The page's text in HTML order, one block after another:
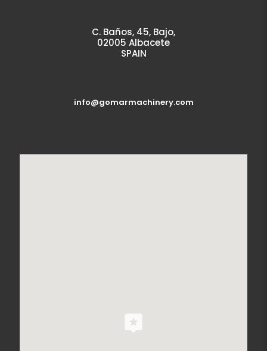
C. Baños, 45, Bajo,
02005 Albacete
SPAIN
info@gomarmachinery.com